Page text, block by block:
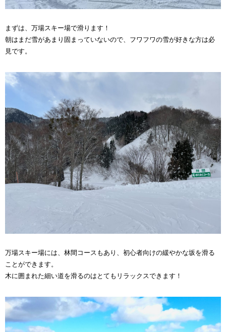
まずは、万場スキー場で滑ります！
朝はまだ雪があまり固まっていないので、フワフワの雪が好きな方は必
見です。
万場スキー場には、林間コースもあり、初心者向けの緩やかな坂を滑る
ことができます。
木に囲まれた細い道を滑るのはとてもリラックスできます！